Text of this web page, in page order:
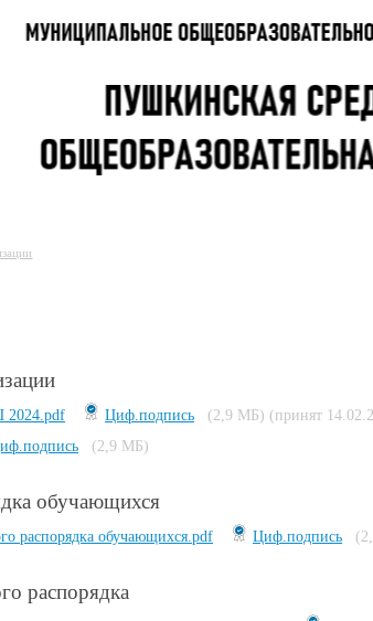
Циф.подпись (2,9 МБ) (принят
(2,9 МБ)
обучающихся
распорядка обучающихся.pdf Циф.подпись
распорядка